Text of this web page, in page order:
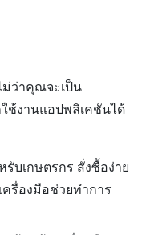
ม่ว่าคุณจะเป็น
ช้งานแอปพลิเคชันได้
บเกษตรกร สั่งซื้อง่าย
รื่องมือช่วยทำการ